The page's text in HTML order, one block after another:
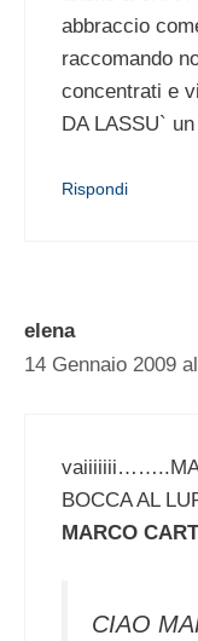
abbraccio
raccomando
concentrati e
DA LASSU`
Rispondi
elena
14 Gennaio 2009
BOCCA AL
MARCO
CIAO